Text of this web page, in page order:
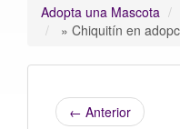
Adopta una Mascota
» Chiquitín en
← Anterior